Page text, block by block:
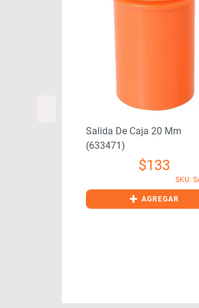
Salida De Caja 20 Mm
(633471)
$133
SKU:
+ AGREGAR